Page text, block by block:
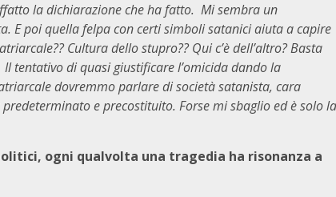
la dichiarazione che ha fatto. Mi sembra un
E poi quella felpa con certi simboli satanici aiuta a capire
Cultura dello stupro?? Qui c’è dell’altro? Basta
tentativo di quasi giustificare l’omicida dando la
dovremmo parlare di società satanista, cara
e precostituito. Forse mi sbaglio ed è solo la
ogni qualvolta una tragedia ha risonanza a